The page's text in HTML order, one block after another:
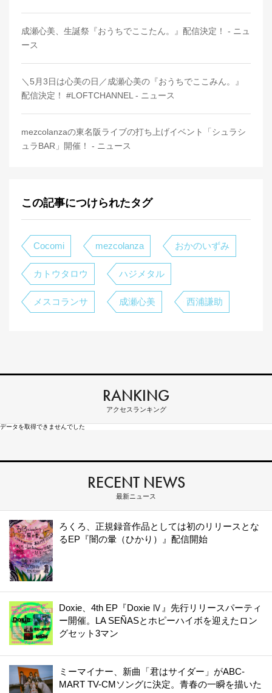
成瀬心美、生誕祭『おうちでここたん。』配信決定！ - ニュ
ース
＼5月3日は心美の日／成瀬心美の『おうちでここみん。』
配信決定！ #LOFTCHANNEL - ニュース
mezcolanzaの東名阪ライブの打ち上げイベント「シュラシ
ュラBAR」開催！ - ニュース
この記事につけられたタグ
Cocomi mezcolanza おかのいずみ
カトウタロウ ハジメタル
メスコランサ 成瀬心美 西浦謙助
RANKING
アクセスランキング
データを取得できませんでした
RECENT NEWS
最新ニュース
ろくろ、正規録音作品としては初のリリースとな
るEP『闇の暈（ひかり）』配信開始
Doxie、4th EP『Doxie Ⅳ』先行リリースパーティ
ー開催。LA SEÑASとホピーハイボを迎えたロン
グセット3マン
ミーマイナー、新曲「君はサイダー」がABC-
MART TV-CMソングに決定。青春の一瞬を描いた